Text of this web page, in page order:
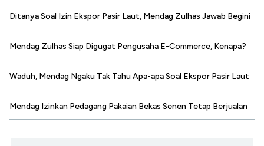
Ditanya Soal Izin Ekspor Pasir Laut, Mendag Zulhas Jawab Begini
Mendag Zulhas Siap Digugat Pengusaha E-Commerce, Kenapa?
Waduh, Mendag Ngaku Tak Tahu Apa-apa Soal Ekspor Pasir Laut
Mendag Izinkan Pedagang Pakaian Bekas Senen Tetap Berjualan